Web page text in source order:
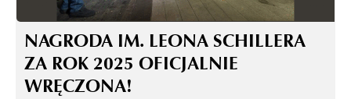
NAGRODA IM. LEONA SCHILLERA
ZA ROK 2025 OFICJALNIE
WRĘCZONA!